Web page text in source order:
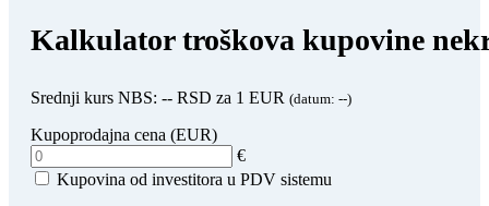
Kalkulator troškova kupovine
Srednji kurs NBS: -- RSD za 1 EUR (datum: --)
Kupoprodajna cena (EUR)
€
Kupovina od investitora u PDV sistemu